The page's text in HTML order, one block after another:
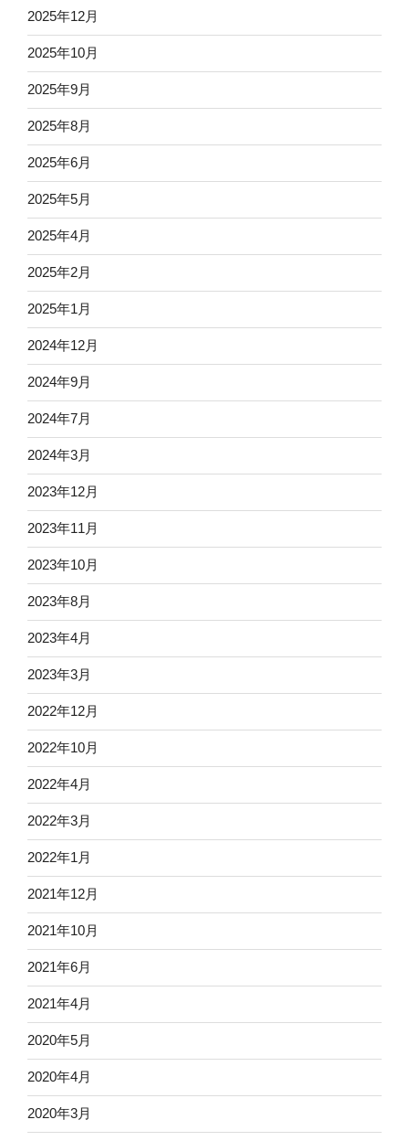
2025年12月
2025年10月
2025年9月
2025年8月
2025年6月
2025年5月
2025年4月
2025年2月
2025年1月
2024年12月
2024年9月
2024年7月
2024年3月
2023年12月
2023年11月
2023年10月
2023年8月
2023年4月
2023年3月
2022年12月
2022年10月
2022年4月
2022年3月
2022年1月
2021年12月
2021年10月
2021年6月
2021年4月
2020年5月
2020年4月
2020年3月